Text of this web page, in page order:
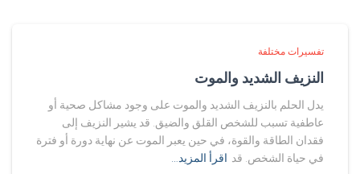
تفسيرات مختلفة
النزيف الشديد والموت
يدل الحلم بالنزيف الشديد والموت على وجود مشاكل صحية أو
عاطفية تسبب للشخص القلق والضيق. قد يشير النزيف إلى
فقدان الطاقة والقوة، في حين يعبر الموت عن نهاية دورة أو فترة
في حياة الشخص. قد اقرأ المزيد…